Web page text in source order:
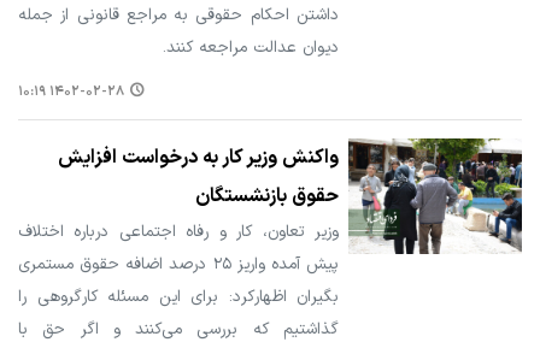
داشتن احکام حقوقی به مراجع قانونی از جمله
دیوان عدالت مراجعه کنند.
۱۴۰۲-۰۲-۲۸ ۱۰:۱۹
واکنش وزیر کار به درخواست افزایش
حقوق بازنشستگان
وزیر تعاون، کار و رفاه اجتماعی درباره اختلاف
پیش آمده واریز ۲۵ درصد اضافه حقوق مستمری
بگیران اظهارکرد: برای این مسئله کارگروهی را
گذاشتیم که بررسی می‌کنند و اگر حق با